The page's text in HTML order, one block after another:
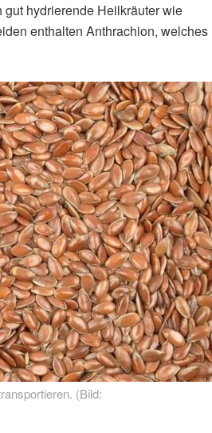
hydrierende Heilkräuter wie
enthalten Anthrachion, welches
(Bild: